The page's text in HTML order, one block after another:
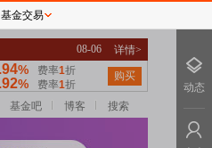
基金吧 博客 搜索
基金交易
动态